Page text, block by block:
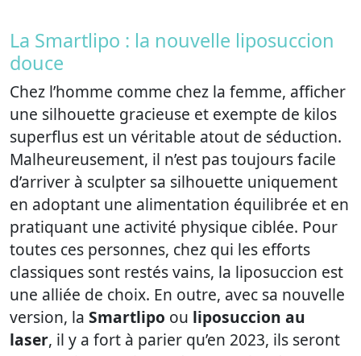
La Smartlipo : la nouvelle liposuccion
douce
Chez l’homme comme chez la femme, afficher
une silhouette gracieuse et exempte de kilos
superflus est un véritable atout de séduction.
Malheureusement, il n’est pas toujours facile
d’arriver à sculpter sa silhouette uniquement
en adoptant une alimentation équilibrée et en
pratiquant une activité physique ciblée. Pour
toutes ces personnes, chez qui les efforts
classiques sont restés vains, la liposuccion est
une alliée de choix. En outre, avec sa nouvelle
version, la Smartlipo ou liposuccion au
laser, il y a fort à parier qu’en 2023, ils seront